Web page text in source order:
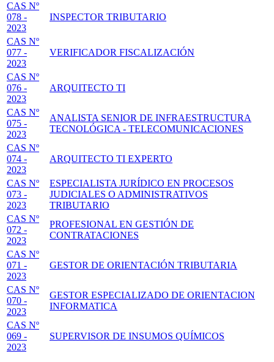
CAS Nº
078 -
2023
INSPECTOR TRIBUTARIO
CAS Nº
077 -
2023
VERIFICADOR FISCALIZACIÓN
CAS Nº
076 -
2023
ARQUITECTO TI
CAS Nº
075 -
2023
ANALISTA SENIOR DE INFRAESTRUCTURA
TECNOLÓGICA - TELECOMUNICACIONES
CAS Nº
074 -
2023
ARQUITECTO TI EXPERTO
CAS Nº
073 -
2023
ESPECIALISTA JURÍDICO EN PROCESOS
JUDICIALES O ADMINISTRATIVOS
TRIBUTARIO
CAS Nº
072 -
2023
PROFESIONAL EN GESTIÓN DE
CONTRATACIONES
CAS Nº
071 -
2023
GESTOR DE ORIENTACIÓN TRIBUTARIA
CAS Nº
070 -
2023
GESTOR ESPECIALIZADO DE ORIENTACION
INFORMATICA
CAS Nº
069 -
2023
SUPERVISOR DE INSUMOS QUÍMICOS